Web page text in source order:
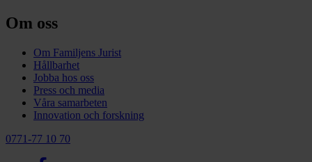
Om oss
Om Familjens Jurist
Hållbarhet
Jobba hos oss
Press och media
Våra samarbeten
Innovation och forskning
0771-77 10 70